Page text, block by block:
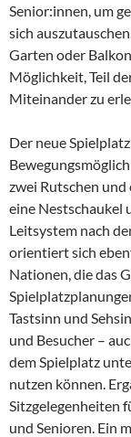
Senior:innen, um
sich
Garten oder
Möglichkeit, Teil
Miteinander zu
Der neue
zwei Rutschen und
eine Nestschaukel
Leitsystem nach
orientiert sich
Nationen, die das
Tastsinn und
und Besucher –
dem Spielplatz
nutzen können.
Sitzgelegenheiten
und Senioren. Ein